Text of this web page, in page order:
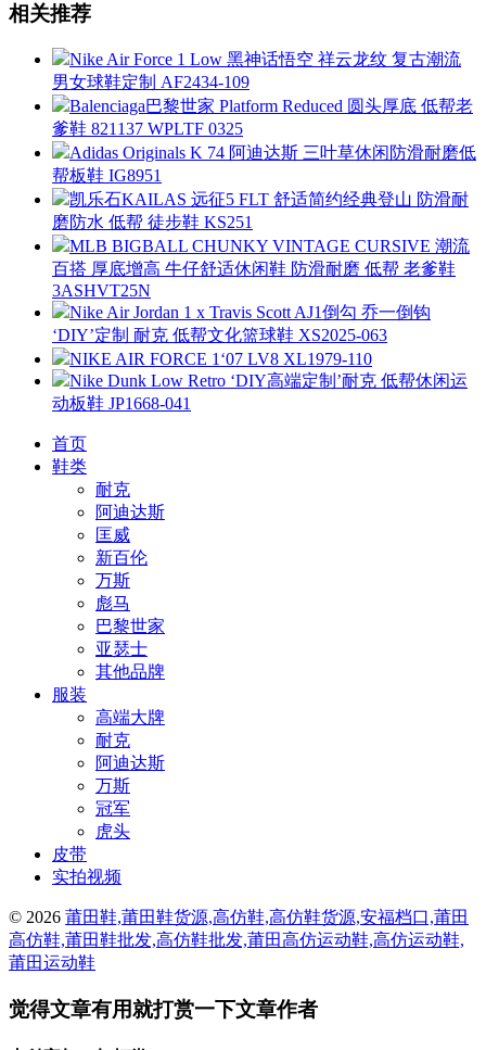
相关推荐
Nike Air Force 1 Low 黑神话悟空 祥云龙纹 复古潮流
男女球鞋定制 AF2434-109
Balenciaga巴黎世家 Platform Reduced 圆头厚底 低帮老
爹鞋 821137 WPLTF 0325
Adidas Originals K 74 阿迪达斯 三叶草休闲防滑耐磨低
帮板鞋 IG8951
凯乐石KAILAS 远征5 FLT 舒适简约经典登山 防滑耐
磨防水 低帮 徒步鞋 KS251
MLB BIGBALL CHUNKY VINTAGE CURSIVE 潮流
百搭 厚底增高 牛仔舒适休闲鞋 防滑耐磨 低帮 老爹鞋
3ASHVT25N
Nike Air Jordan 1 x Travis Scott AJ1倒勾 乔一倒钩
‘DIY’定制 耐克 低帮文化篮球鞋 XS2025-063
NIKE AIR FORCE 1‘07 LV8 XL1979-110
Nike Dunk Low Retro ‘DIY高端定制’耐克 低帮休闲运
动板鞋 JP1668-041
首页
鞋类
耐克
阿迪达斯
匡威
新百伦
万斯
彪马
巴黎世家
亚瑟士
其他品牌
服装
高端大牌
耐克
阿迪达斯
万斯
冠军
虎头
皮带
实拍视频
© 2026 莆田鞋,莆田鞋货源,高仿鞋,高仿鞋货源,安福档口,莆田
高仿鞋,莆田鞋批发,高仿鞋批发,莆田高仿运动鞋,高仿运动鞋,
莆田运动鞋
觉得文章有用就打赏一下文章作者